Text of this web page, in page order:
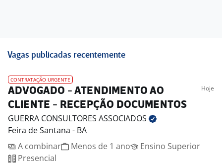
Vagas publicadas recentemente
CONTRATAÇÃO URGENTE
ADVOGADO - ATENDIMENTO AO
CLIENTE - RECEPÇÃO DOCUMENTOS
Hoje
GUERRA CONSULTORES ASSOCIADOS
Feira de Santana - BA
A combinar
Menos de 1 ano
Ensino Superior
Presencial